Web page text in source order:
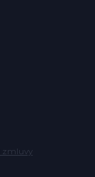
zmluvy